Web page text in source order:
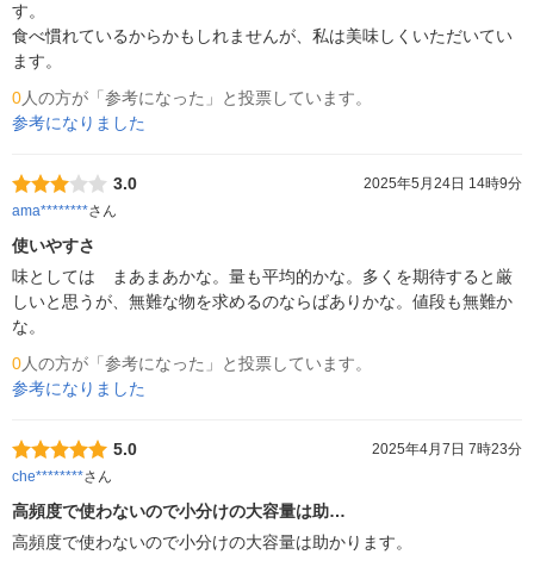
す。
食べ慣れているからかもしれませんが、私は美味しくいただいてい
0人の方が「参考になった」と投票しています。
参考になりました
3.0
2025年5月24日 14時9分
ama********さん
使いやすさ
味としては　まあまあかな。量も平均的かな。多くを期待すると厳
しいと思うが、無難な物を求めるのならばありかな。値段も無難か
な。
0人の方が「参考になった」と投票しています。
参考になりました
5.0
2025年4月7日 7時23分
che********さん
高頻度で使わないので小分けの大容量は助…
高頻度で使わないので小分けの大容量は助かります。